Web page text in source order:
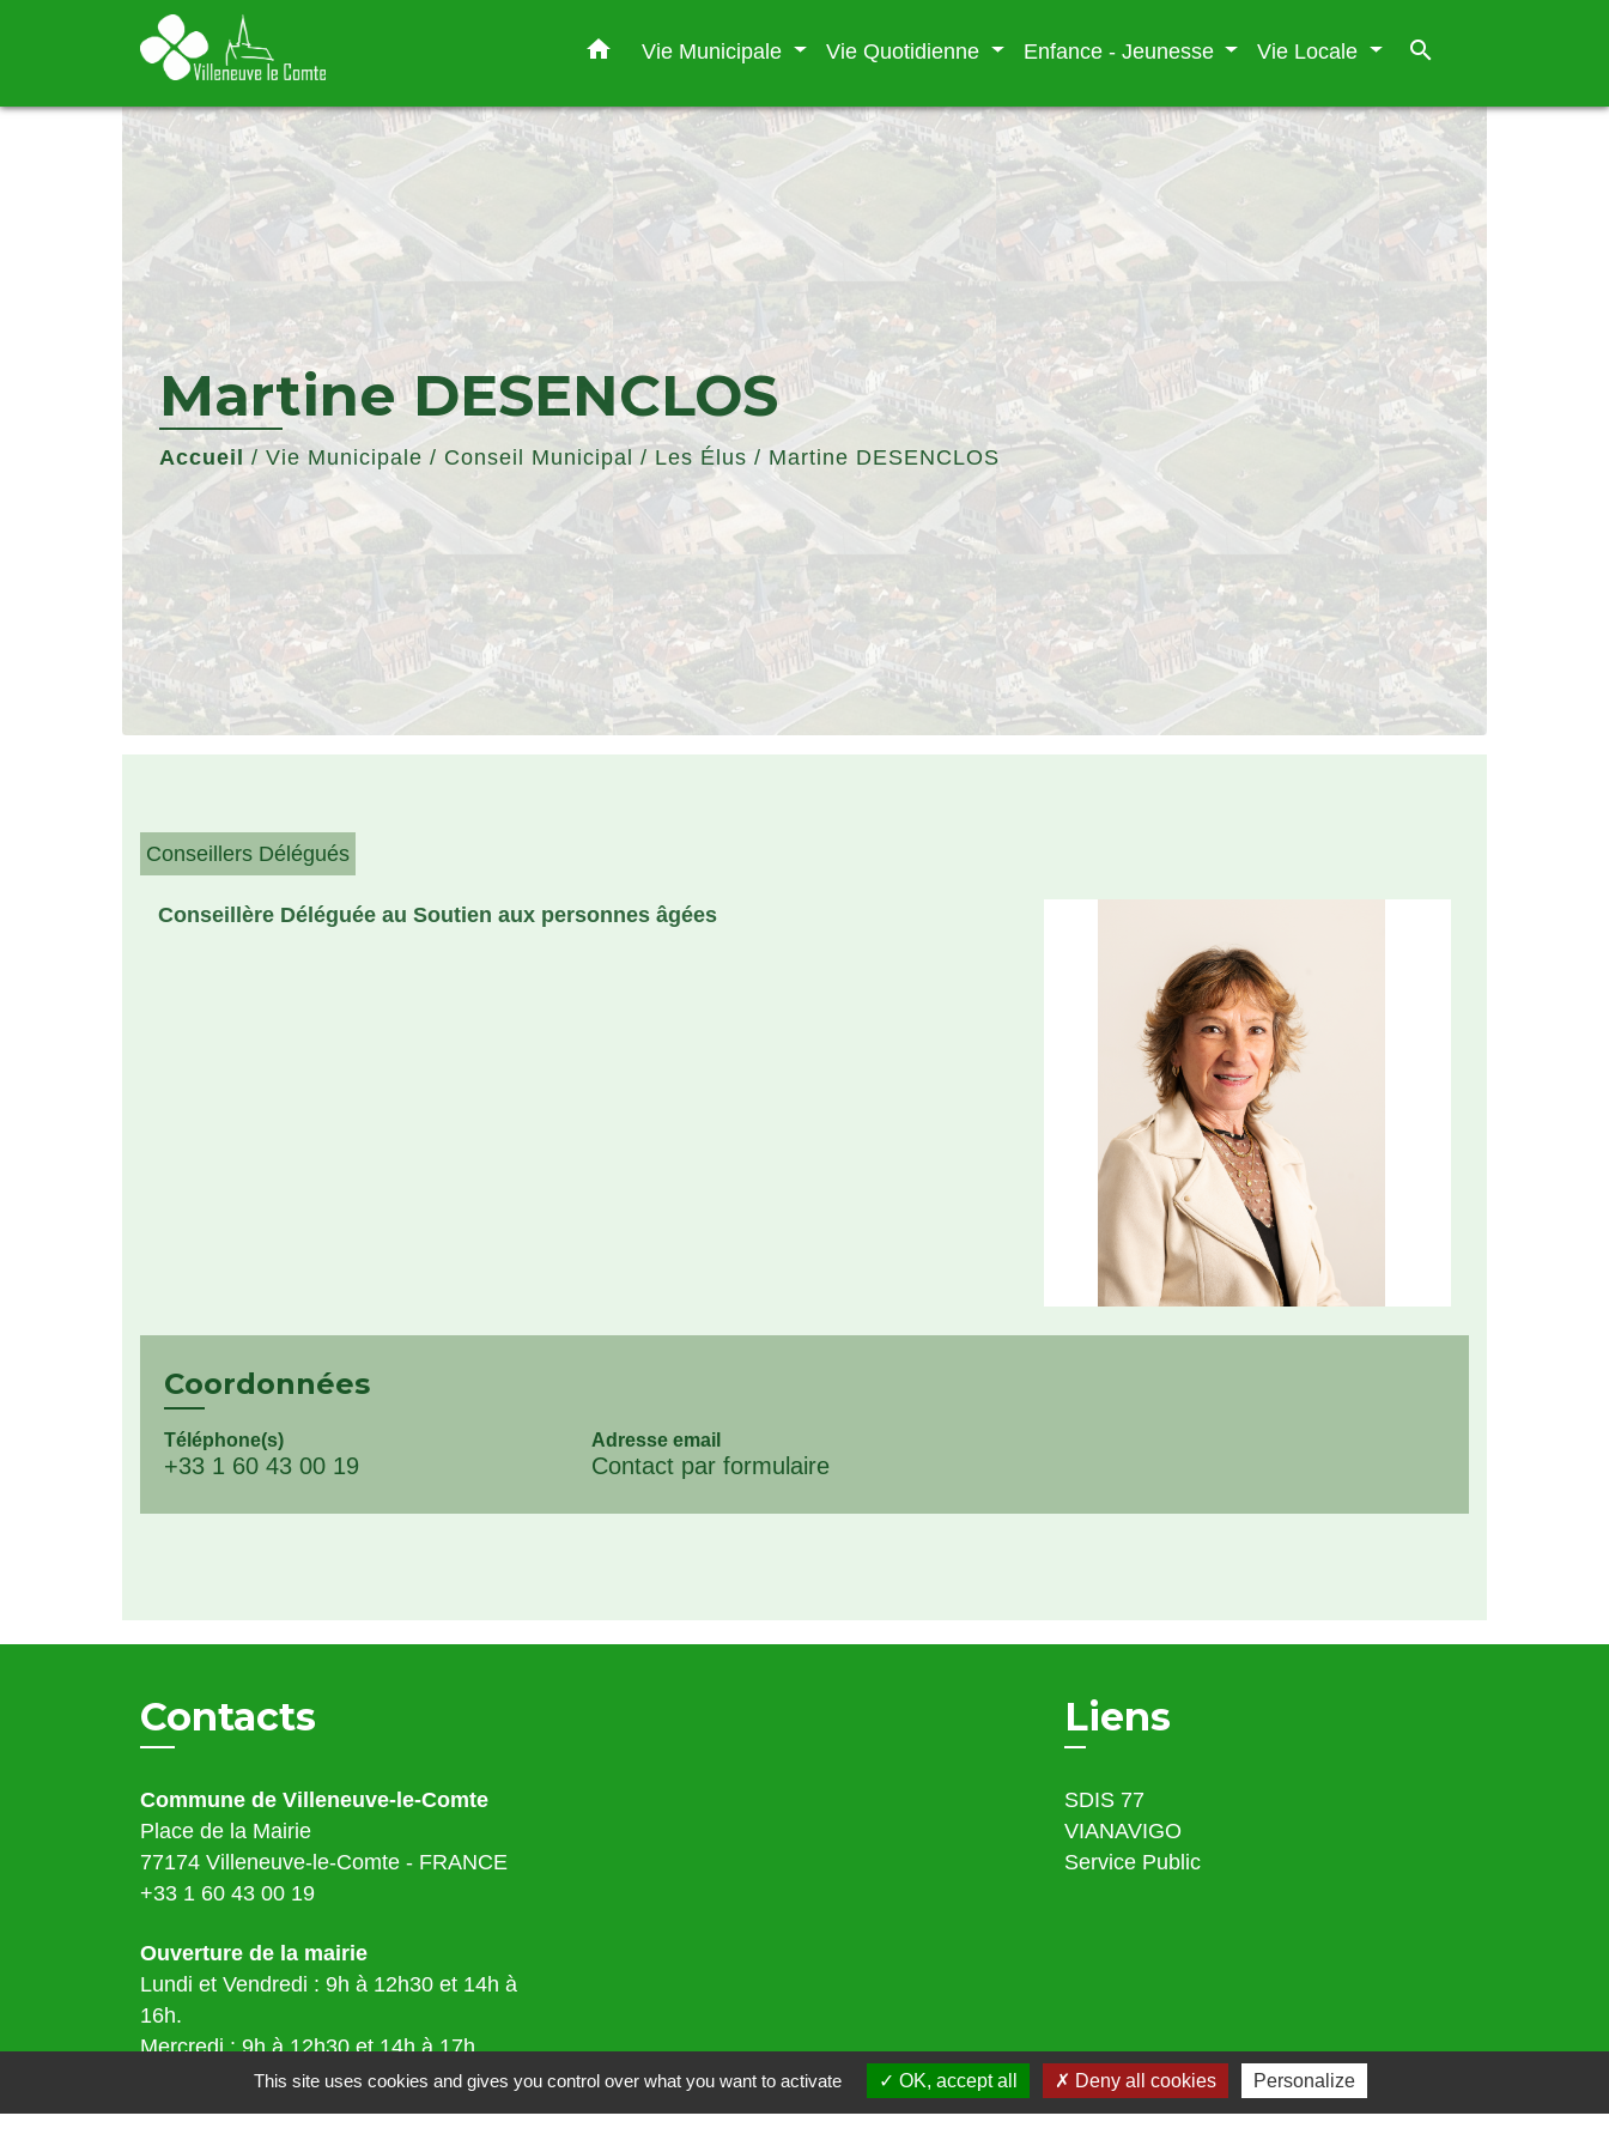
home Vie Municipale Vie Quotidienne Enfance - Jeunesse Vie Locale search
Martine DESENCLOS
Accueil / Vie Municipale / Conseil Municipal / Les Élus / Martine DESENCLOS
Conseillers Délégués
Conseillère Déléguée au Soutien aux personnes âgées
Coordonnées
Téléphone(s)
+33 1 60 43 00 19
Adresse email
Contact par formulaire
Contacts
Commune de Villeneuve-le-Comte
Place de la Mairie
77174 Villeneuve-le-Comte - FRANCE
+33 1 60 43 00 19
Ouverture de la mairie
Lundi et Vendredi : 9h à 12h30 et 14h à
16h.
Mercredi : 9h à 12h30 et 14h à 17h.
Samedi : 9h à 12h.
Adresse mail :
Liens
SDIS 77
VIANAVIGO
Service Public
This site uses cookies and gives you control over what you want to activate OK, accept all Deny all cookies Personalize